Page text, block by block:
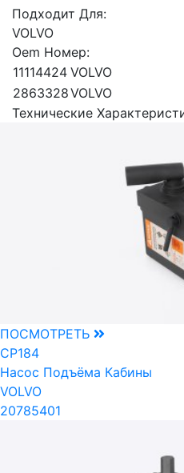
Подходит Для:
VOLVO
Oem Номер:
11114424 VOLVO
2863328VOLVO
Технические
ПОСМОТРЕТЬ
CP184
Насос Подъёма Кабины
VOLVO
20785401